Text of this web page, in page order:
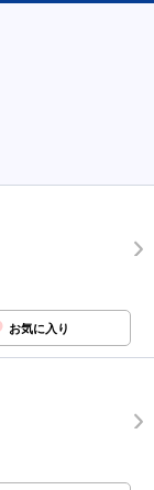
お気に入り